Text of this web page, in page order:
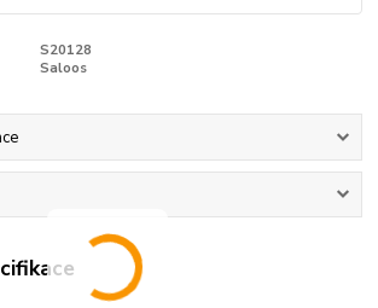
S20128
Saloos